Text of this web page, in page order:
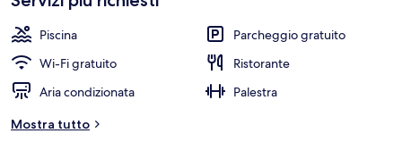
Piscina
Parcheggio gratuito
Wi-Fi gratuito
Ristorante
Aria condizionata
Palestra
Mostra tutto